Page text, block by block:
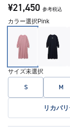
¥21,450 参考税込
カラー選択Pink
サイズ未選択
S M
リカバ